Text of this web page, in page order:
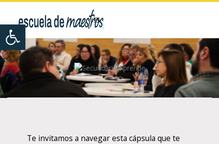
Open toolbar
Te invitamos a navegar esta cápsula que te